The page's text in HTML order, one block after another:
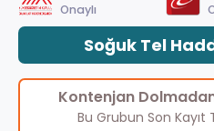
Onaylı
Soğuk Tel
Kontenjan Dolmadan
Bu Grubun Son Kayıt